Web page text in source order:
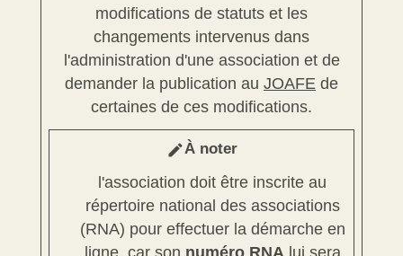
modifications de statuts et les
changements intervenus dans
l'administration d'une association et de
demander la publication au JOAFE de
certaines de ces modifications.
editÀ noter
l'association doit être inscrite au
répertoire national des associations
(RNA) pour effectuer la démarche en